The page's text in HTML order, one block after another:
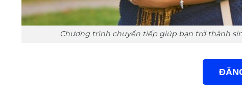
Chương trình chuyển tiếp giúp bạn trở thành